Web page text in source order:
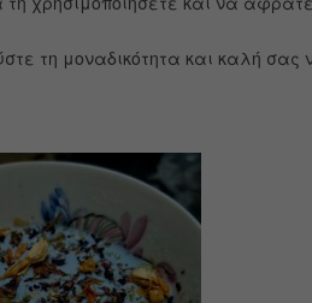
τη μοναδικότητα και καλή σας